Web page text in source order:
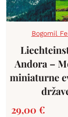
Bogomil
Andora –
miniaturne
29,00 €